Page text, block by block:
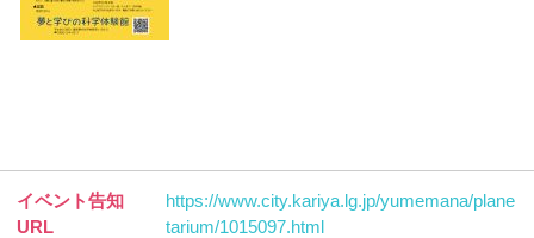
イベント告知
URL
https://www.city.kariya.lg.jp/yumemana/plane
tarium/1015097.html